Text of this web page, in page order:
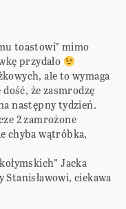
toastowi” mimo
przydało
ale to wymaga
że zasmrodzę
następny tydzień.
2 zamrożone
chyba wątróbka,
Jacka
Stanisławowi, ciekawa